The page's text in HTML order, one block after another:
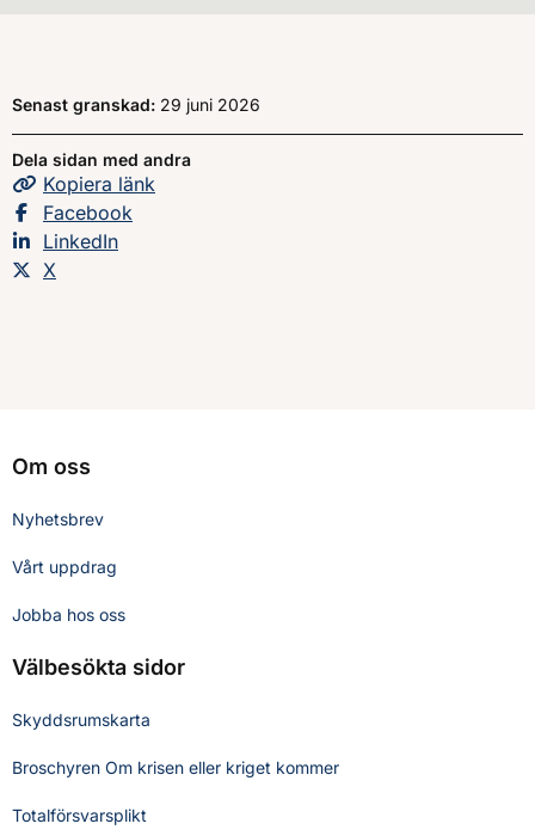
Senast granskad: 29 juni 2026
Dela sidan med andra
Kopiera sidans
länk
Dela sidan på
Facebook
Dela sidan på
LinkedIn
Dela sidan på
X
Om oss
Nyhetsbrev
Vårt uppdrag
Jobba hos oss
Välbesökta sidor
Skyddsrumskarta
Broschyren Om krisen eller kriget kommer
Totalförsvarsplikt